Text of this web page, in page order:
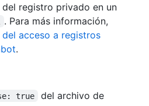
registro privado en un
. Para más información,
acceso a registros
.
true
del archivo de